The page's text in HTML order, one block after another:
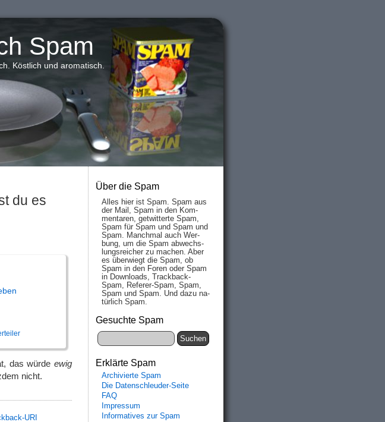
Spam
Köstlich und aromatisch.
du es
das würde ewig
nicht.
URI
Über die Spam
Alles hier ist Spam. Spam aus
der Mail, Spam in den Kom­
men­taren, ge­twit­ter­te Spam,
Spam für Spam und Spam und
Spam. Manch­mal auch Wer­
bung, um die Spam ab­wechs­
lungs­reich­er zu mach­en. Aber
es über­wiegt die Spam, ob
Spam in den Fo­ren oder Spam
in Down­loads, Track­back-
Spam, Re­fe­rer-Spam, Spam,
Spam und Spam. Und da­zu na­
tür­lich Spam.
Gesuchte Spam
Erklärte Spam
Archivierte Spam
Die Datenschleuder-Seite
FAQ
Impressum
Informatives zur Spam